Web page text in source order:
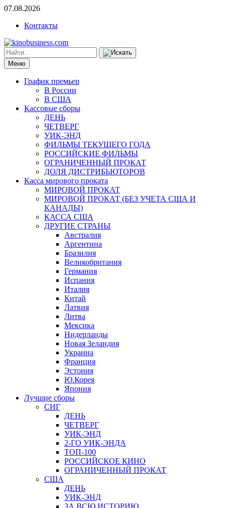
07.08.2026
Контакты
Меню
График премьер
В России
В США
Кассовые сборы
ДЕНЬ
ЧЕТВЕРГ
УИК-ЭНД
ФИЛЬМЫ ТЕКУЩЕГО ГОДА
РОССИЙСКИЕ ФИЛЬМЫ
ОГРАНИЧЕННЫЙ ПРОКАТ
ДОЛЯ ДИСТРИБЬЮТОРОВ
Касса мирового проката
МИРОВОЙ ПРОКАТ
МИРОВОЙ ПРОКАТ (БЕЗ УЧЕТА США И
КАНАДЫ)
КАССА США
ДРУГИЕ СТРАНЫ
Австралия
Аргентина
Бразилия
Великобритания
Германия
Испания
Италия
Китай
Латвия
Литва
Мексика
Нидерланды
Новая Зеландия
Украина
Франция
Эстония
Ю.Корея
Япония
Лучшие сборы
СНГ
ДЕНЬ
ЧЕТВЕРГ
УИК-ЭНД
2-ГО УИК-ЭНДА
ТОП-100
РОССИЙСКОЕ КИНО
ОГРАНИЧЕННЫЙ ПРОКАТ
США
ДЕНЬ
УИК-ЭНД
ЗА ВСЮ ИСТОРИЮ